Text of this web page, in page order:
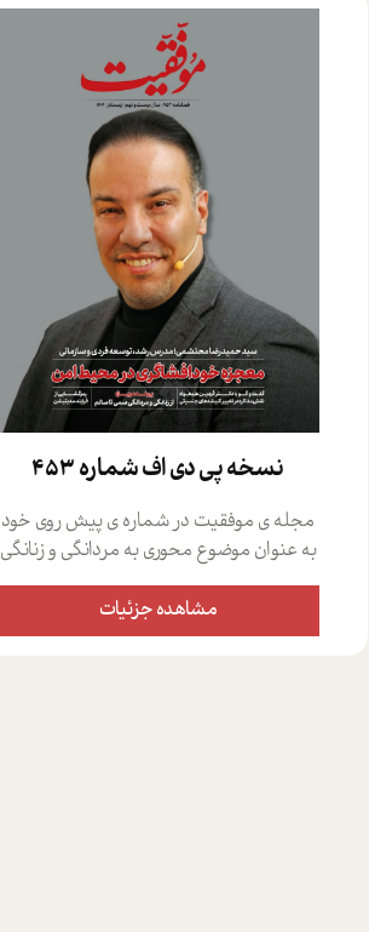
نسخه پي دي اف شماره 453
مجله ی موفقیت در شماره ی پیش روی خود
به عنوان موضوع محوری به مردانگی و زنانگی
سمی پرداخته است؛ علاوه بر این که؛ گفت و
گویی اختصاصی داشته ایم با فردین علیخواه،
جامعه شناس در بخش های مختلف تلاش
مشاهده جزئیات